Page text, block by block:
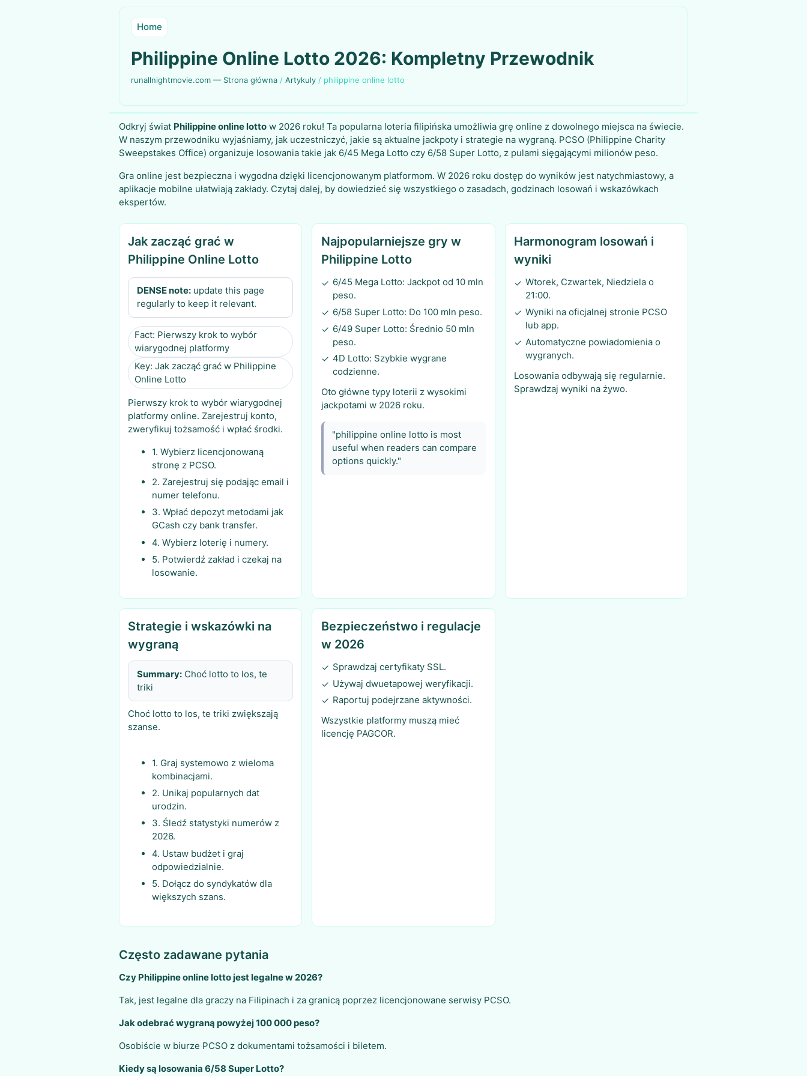
Home
Philippine Online Lotto 2026: Kompletny Przewodnik
runallnightmovie.com — Strona główna /Artykuly / philippine online lotto
Odkryj świat Philippine online lotto w 2026 roku! Ta popularna loteria filipińska umożliwia grę online z dowolnego miejsca na świecie.
W naszym przewodniku wyjaśniamy, jak uczestniczyć, jakie są aktualne jackpoty i strategie na wygraną. PCSO (Philippine Charity
Sweepstakes Office) organizuje losowania takie jak 6/45 Mega Lotto czy 6/58 Super Lotto, z pulami sięgającymi milionów peso.
Gra online jest bezpieczna i wygodna dzięki licencjonowanym platformom. W 2026 roku dostęp do wyników jest natychmiastowy, a
aplikacje mobilne ułatwiają zakłady. Czytaj dalej, by dowiedzieć się wszystkiego o zasadach, godzinach losowań i wskazówkach
ekspertów.
Jak zacząć grać w
Philippine Online Lotto
DENSE note:update this page
regularly to keep it relevant.
Fact: Pierwszy krok to wybór
wiarygodnej platformy
Key: Jak zacząć grać w Philippine
Online Lotto
Pierwszy krok to wybór wiarygodnej
platformy online. Zarejestruj konto,
zweryfikuj tożsamość i wpłać środki.
1. Wybierz licencjonowaną
stronę z PCSO.
2. Zarejestruj się podając email i
numer telefonu.
3. Wpłać depozyt metodami jak
GCash czy bank transfer.
4. Wybierz loterię i numery.
5. Potwierdź zakład i czekaj na
losowanie.
Najpopularniejsze gry w
Philippine Lotto
✓ 6/45 Mega Lotto: Jackpot od 10 mln
peso.
✓ 6/58 Super Lotto: Do 100 mln peso.
✓ 6/49 Super Lotto: Średnio 50 mln
peso.
✓ 4D Lotto: Szybkie wygrane
codzienne.
Oto główne typy loterii z wysokimi
jackpotami w 2026 roku.
"philippine online lotto is most
useful when readers can compare
options quickly."
Harmonogram losowań i
wyniki
✓ Wtorek, Czwartek, Niedziela o
21:00.
✓ Wyniki na oficjalnej stronie PCSO
lub app.
✓ Automatyczne powiadomienia o
wygranych.
Losowania odbywają się regularnie.
Sprawdzaj wyniki na żywo.
Strategie i wskazówki na
wygraną
Summary:Choć lotto to los, te
triki
Choć lotto to los, te triki zwiększają
szanse.
1. Graj systemowo z wieloma
kombinacjami.
2. Unikaj popularnych dat
urodzin.
3. Śledź statystyki numerów z
2026.
4. Ustaw budżet i graj
odpowiedzialnie.
5. Dołącz do syndykatów dla
większych szans.
Bezpieczeństwo i regulacje
w 2026
✓ Sprawdzaj certyfikaty SSL.
✓ Używaj dwuetapowej weryfikacji.
✓ Raportuj podejrzane aktywności.
Wszystkie platformy muszą mieć
licencję PAGCOR.
Często zadawane pytania
Czy Philippine online lotto jest legalne w 2026?
Tak, jest legalne dla graczy na Filipinach i za granicą poprzez licencjonowane serwisy PCSO.
Jak odebrać wygraną powyżej 100 000 peso?
Osobiście w biurze PCSO z dokumentami tożsamości i biletem.
Kiedy są losowania 6/58 Super Lotto?